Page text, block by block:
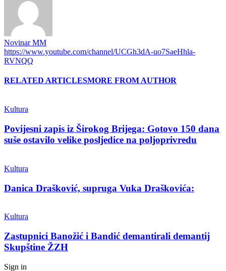
Novinar MM
https://www.youtube.com/channel/UCGh3dA-uo7SaeHhla-
RVNQQ
RELATED ARTICLESMORE FROM AUTHOR
Kultura
Povijesni zapis iz Širokog Brijega: Gotovo 150 dana
suše ostavilo velike posljedice na poljoprivredu
Kultura
Danica Drašković, supruga Vuka Draškovića:
Kultura
Zastupnici Banožić i Bandić demantirali demantij
Skupštine ŽZH
Sign in